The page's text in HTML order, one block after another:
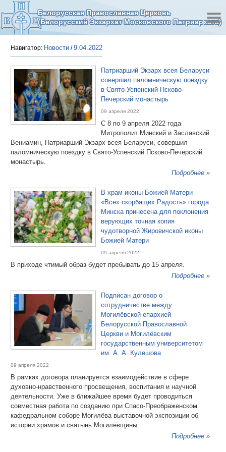
Белорусская Православная Церковь
(Белорусский Экзархат Московского Патриархата)
Навигатор: Новости /9.04.2022
Патриарший Экзарх всея Беларуси
совершил паломническую поездку
в Свято-Успенский Псково-
Печерский монастырь
09 апреля 2022
С 8 по 9 апреля 2022 года
Митрополит Минский и Заславский
Вениамин, Патриарший Экзарх всея Беларуси, совершил
паломническую поездку в Свято-Успенский Псково-Печерский
монастырь.
Подробнее »
В храм иконы Божией Матери
«Всех скорбящих Радость» города
Минска принесена для поклонения
верующих точная копия
чудотворной Жировичской иконы
Божией Матери
09 апреля 2022
В приходе чтимый образ будет пребывать до 15 апреля.
Подробнее »
Подписан договор о
сотрудничестве между
Могилёвской епархией
Белорусской Православной
Церкви и Могилёвским
государственным университетом
им. А. А. Кулешова
09 апреля 2022
В рамках договора планируется взаимодействие в сфере
духовно-нравственного просвещения, воспитания и научной
деятельности. Уже в ближайшее время будет проводиться
совместная работа по созданию при Спасо-Преображенском
кафедральном соборе Могилёва выставочной экспозиции об
истории храмов и святынь Могилёвщины.
Подробнее »